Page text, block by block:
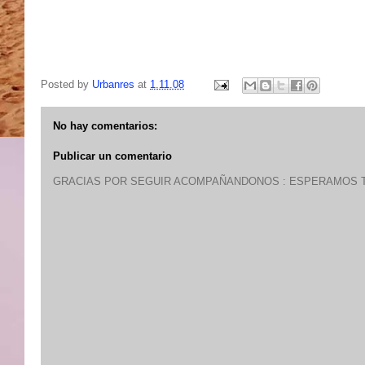
Posted by Urbanres at 1.11.08
No hay comentarios:
Publicar un comentario
GRACIAS POR SEGUIR ACOMPAÑANDONOS : ESPERAMOS